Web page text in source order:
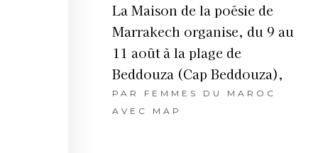
La Maison de la poésie de
Marrakech organise, du 9 au
11 août à la plage de
Beddouza (Cap Beddouza),
PAR FEMMES DU MAROC
AVEC MAP